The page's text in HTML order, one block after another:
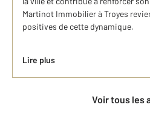
Martinot Immobilier à Troyes
positives de cette dynamique.
Lire plus
Voir tous